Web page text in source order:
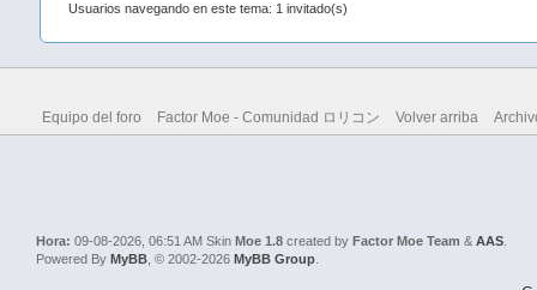
Usuarios navegando en este tema: 1 invitado(s)
Equipo del foro Factor Moe - Comunidad ロリコン Volver arriba
Hora: 09-08-2026, 06:51 AMSkin Moe 1.8 created by Factor Moe Team &AAS
Powered By MyBB , © 2002-2026 MyBB Group